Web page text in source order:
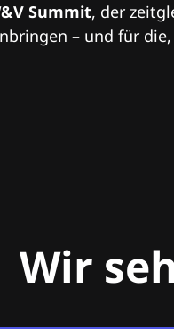
Summit, der
– und für
Wir